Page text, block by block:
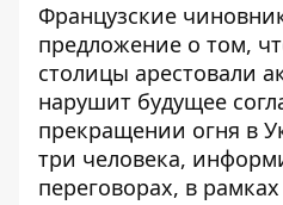
Французские
предложение о том,
столицы арестовали
нарушит будущее
прекращении огня в
три человека,
переговорах, в